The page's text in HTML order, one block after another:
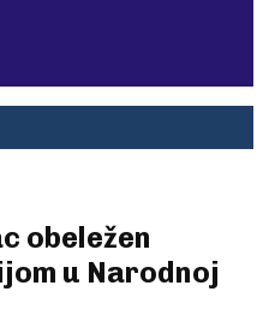
obeležen
u Narodnoj